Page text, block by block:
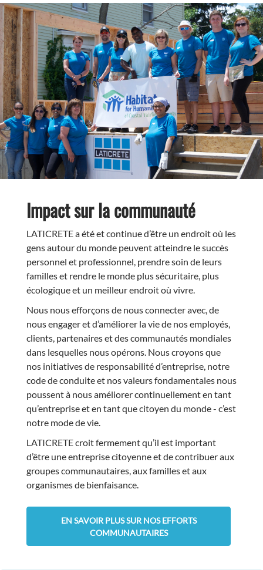
Impact sur la communauté
LATICRETE a été et continue d’être un endroit où les
gens autour du monde peuvent atteindre le succès
personnel et professionnel, prendre soin de leurs
familles et rendre le monde plus sécuritaire, plus
écologique et un meilleur endroit où vivre.
Nous nous efforçons de nous connecter avec, de
nous engager et d’améliorer la vie de nos employés,
clients, partenaires et des communautés mondiales
dans lesquelles nous opérons. Nous croyons que
nos initiatives de responsabilité d’entreprise, notre
code de conduite et nos valeurs fondamentales nous
poussent à nous améliorer continuellement en tant
qu’entreprise et en tant que citoyen du monde - c’est
notre mode de vie.
LATICRETE croit fermement qu’il est important
d’être une entreprise citoyenne et de contribuer aux
groupes communautaires, aux familles et aux
organismes de bienfaisance.
EN SAVOIR PLUS SUR NOS EFFORTS
COMMUNAUTAIRES